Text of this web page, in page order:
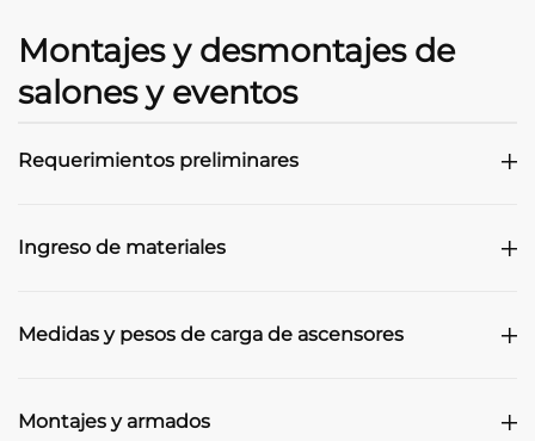
Montajes y desmontajes de
salones y eventos
Requerimientos preliminares
Ingreso de materiales
Medidas y pesos de carga de ascensores
Montajes y armados